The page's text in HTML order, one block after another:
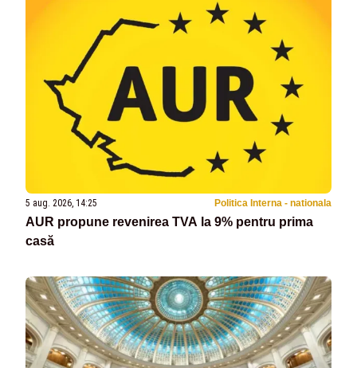
5 aug. 2026, 14:25 Politica Interna - nationala
AUR propune revenirea TVA la 9% pentru prima
casă